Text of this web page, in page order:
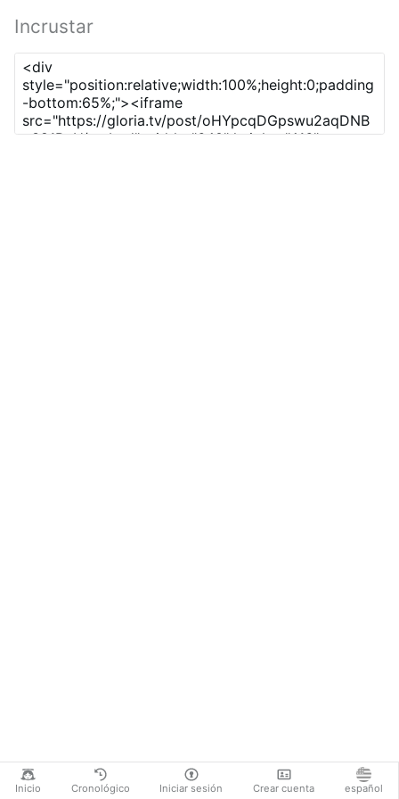
Inicio Cronológico Iniciar sesión Crear cuenta español
Incrustar